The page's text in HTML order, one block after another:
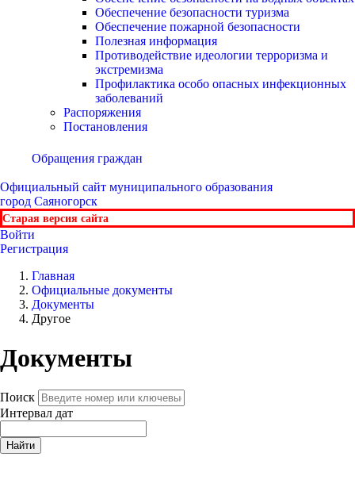
Обеспечение безопасности туризма
Обеспечение пожарной безопасности
Полезная информация
Противодействие идеологии терроризма и
экстремизма
Профилактика особо опасных инфекционных
заболеваний
Распоряжения
Постановления
Обращения граждан
Официальный сайт муниципального образования
город Саяногорск
Старая версия сайта
Войти
Регистрация
Главная
Официальные документы
Документы
Другое
Документы
Поиск
Интервал дат
Найти